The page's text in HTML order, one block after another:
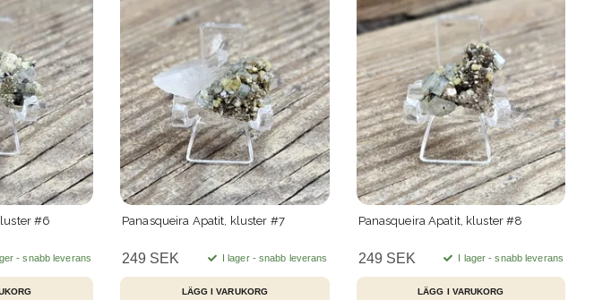
#6
- snabb leverans
Panasqueira Apatit, kluster #7
249 SEK I lager - snabb leverans
Panasqueira Apatit, kluster #8
249 SEK I lager - snabb leverans